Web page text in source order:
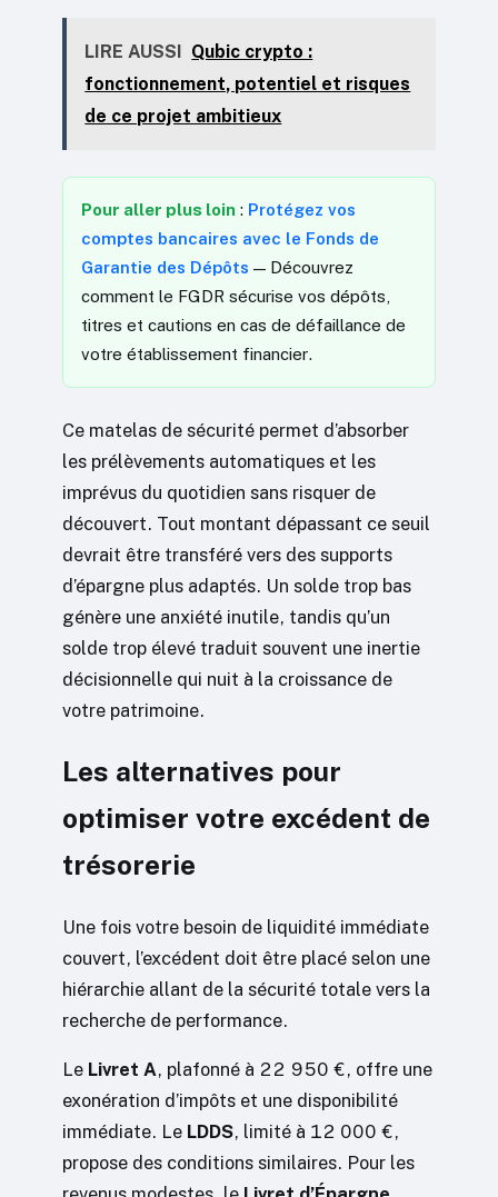
LIRE AUSSI Qubic crypto :
fonctionnement, potentiel et risques
de ce projet ambitieux
Pour aller plus loin : Protégez vos
comptes bancaires avec le Fonds de
Garantie des Dépôts — Découvrez
comment le FGDR sécurise vos dépôts,
titres et cautions en cas de défaillance de
votre établissement financier.
Ce matelas de sécurité permet d’absorber
les prélèvements automatiques et les
imprévus du quotidien sans risquer de
découvert. Tout montant dépassant ce seuil
devrait être transféré vers des supports
d’épargne plus adaptés. Un solde trop bas
génère une anxiété inutile, tandis qu’un
solde trop élevé traduit souvent une inertie
décisionnelle qui nuit à la croissance de
votre patrimoine.
Les alternatives pour
optimiser votre excédent de
trésorerie
Une fois votre besoin de liquidité immédiate
couvert, l’excédent doit être placé selon une
hiérarchie allant de la sécurité totale vers la
recherche de performance.
Le Livret A, plafonné à 22 950 €, offre une
exonération d’impôts et une disponibilité
immédiate. Le LDDS, limité à 12 000 €,
propose des conditions similaires. Pour les